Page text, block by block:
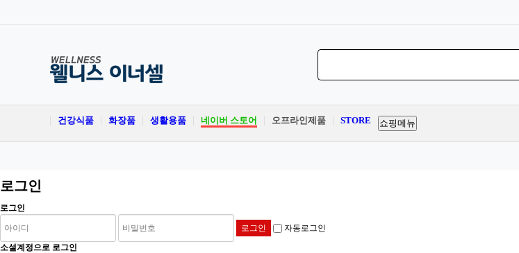
쇼핑메뉴
건강식품 화장품 생활용품 네이버 스토어 오프라인제품 STORE
로그인
로그인
자동로그인
소셜계정으로 로그인